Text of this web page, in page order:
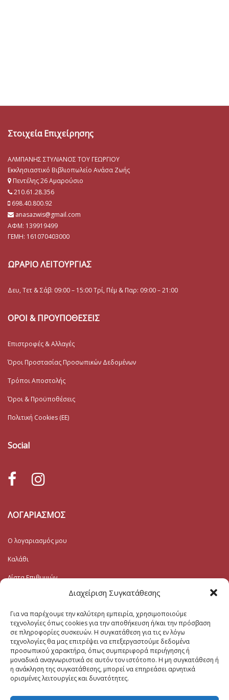
Διαχείριση Συγκατάθεσης
Για να παρέχουμε την καλύτερη εμπειρία, χρησιμοποιούμε
τεχνολογίες όπως cookies για την αποθήκευση ή/και την πρόσβαση
σε πληροφορίες συσκευών. Η συγκατάθεση για τις εν λόγω
τεχνολογίες θα μας επιτρέψει να επεξεργαστούμε δεδομένα
προσωπικού χαρακτήρα, όπως συμπεριφορά περιήγησης ή
μοναδικά αναγνωριστικά σε αυτόν τον ιστότοπο. Η μη συγκατάθεση ή
η ανάκληση της συγκατάθεσης, μπορεί να επηρεάσει αρνητικά
ορισμένες λειτουργίες και δυνατότητες.
Στοιχεία Επιχείρησης
ΑΛΜΠΑΝΗΣ ΣΤΥΛΙΑΝΟΣ ΤΟΥ ΓΕΩΡΓΙΟΥ
Εκκλησιαστικό Βιβλιοπωλείο Ανάσα Ζωής
Πεντέλης 26 Αμαρούσιο
210.61.28.356
698.40.800.92
anasazwis@gmail.com
ΑΦΜ: 139919499
ΓΕΜΗ: 161070403000
ΩΡΑΡΙΟ ΛΕΙΤΟΥΡΓΙΑΣ
Δευ, Τετ & Σάβ: 09:00 – 15:00 Τρί, Πέμ & Παρ: 09:00 – 21:00
ΟΡΟΙ & ΠΡΟΥΠΟΘΕΣΕΙΣ
Επιστροφές & Αλλαγές
Όροι Προστασίας Προσωπικών Δεδομένων
Τρόποι Αποστολής
Όροι & Προϋποθέσεις
Πολιτική Cookies (ΕΕ)
Social
ΛΟΓΑΡΙΑΣΜΟΣ
Ο λογαριασμός μου
Καλάθι
Λίστα Επιθυμιών
Εγγραφή στο Ενημερωτικό
Το Email σας (υποχρεωτικο)
Μηνυμα